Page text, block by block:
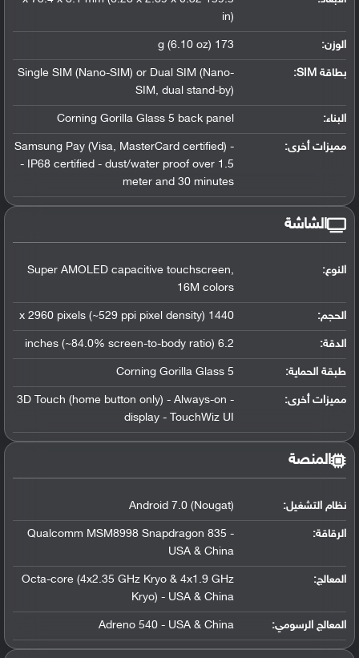
in)
الوزن: 173 g (6.10 oz)
بطاقة SIM:
Single SIM (Nano-SIM) or Dual SIM (Nano-
SIM, dual stand-by)
البناء: Corning Gorilla Glass 5 back panel
مميزات أخرى:
- Samsung Pay (Visa, MasterCard certified)
- IP68 certified - dust/water proof over 1.5
meter and 30 minutes
الشاشة
النوع:
Super AMOLED capacitive touchscreen,
16M colors
الحجم: 1440 x 2960 pixels (~529 ppi pixel density)
الدقة: 6.2 inches (~84.0% screen-to-body ratio)
طبقة الحماية: Corning Gorilla Glass 5
مميزات أخرى:
- 3D Touch (home button only) - Always-on
display - TouchWiz UI
المنصة
نظام التشغيل:
Android 7.0 (Nougat)
الرقاقة:
Qualcomm MSM8998 Snapdragon 835 -
USA & China
المعالج:
Octa-core (4x2.35 GHz Kryo & 4x1.9 GHz
Kryo) - USA & China
المعالج الرسومي:
Adreno 540 - USA & China